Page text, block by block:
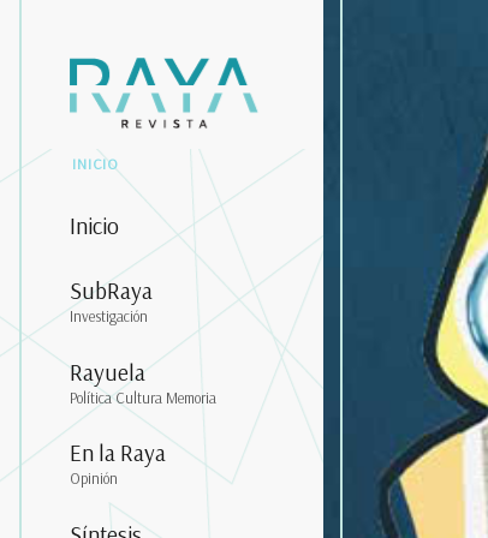
INICIO
Inicio
SubRaya
Investigación
Rayuela
Política Cultura Memoria
En la Raya
Opinión